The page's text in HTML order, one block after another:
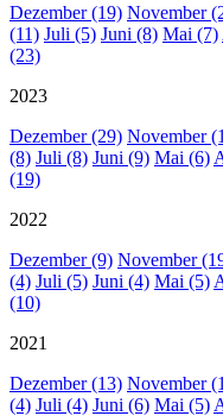
Dezember (19) November
(11) Juli (5) Juni (8) Mai (7)
(23)
2023
Dezember (29) November
(8) Juli (8) Juni (9) Mai (6)
(19)
2022
Dezember (9) November
(4) Juli (5) Juni (4) Mai (5)
(10)
2021
Dezember (13) November
(4) Juli (4) Juni (6) Mai (5)